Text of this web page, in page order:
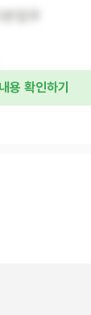
용 확인하기